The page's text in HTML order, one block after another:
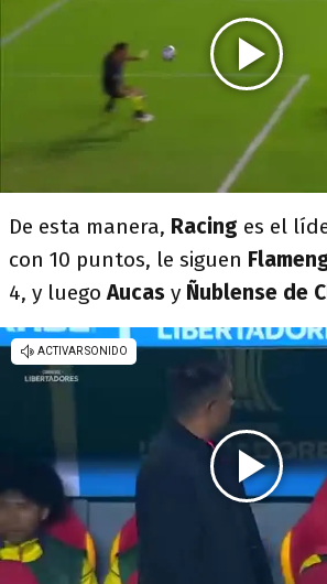
De esta manera, Racing es el
con 10 puntos, le siguen
4, y luegoAucas y Ñublense de